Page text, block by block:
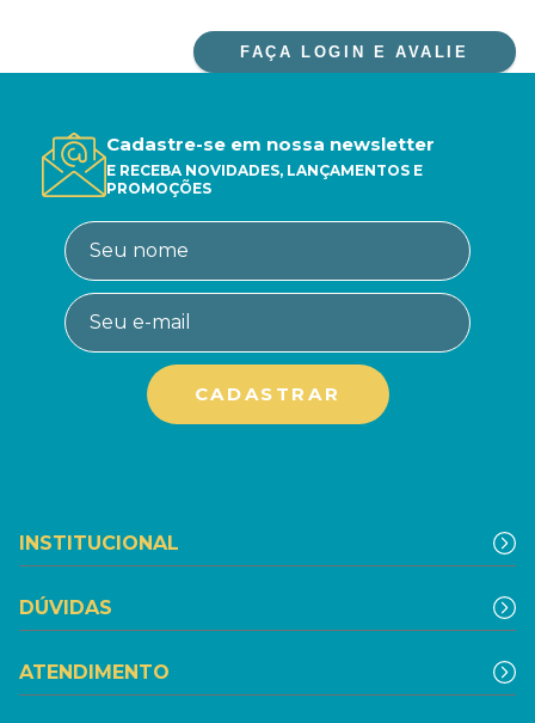
FAÇA LOGIN E AVALIE
Cadastre-se em nossa newsletter
E RECEBA NOVIDADES, LANÇAMENTOS E
PROMOÇÕES
INSTITUCIONAL
DÚVIDAS
ATENDIMENTO